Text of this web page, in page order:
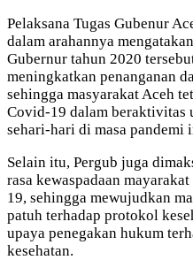
Pelaksana Tugas Gubenur
dalam arahannya
Gubernur tahun 2020
meningkatkan penanganan
sehingga masyarakat Aceh
Covid-19 dalam beraktivitas
sehari-hari di masa pandemi
Selain itu, Pergub juga
rasa kewaspadaan
19, sehingga mewujudkan
patuh terhadap protokol
upaya penegakan hukum
kesehatan.